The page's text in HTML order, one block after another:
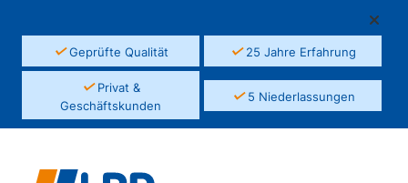
✓Geprüfte Qualität ✓25 Jahre Erfahrung
✓Privat &
Geschäftskunden
✓5 Niederlassungen